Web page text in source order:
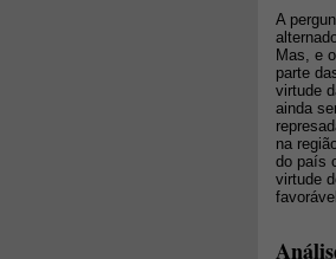
A
Mas, e
parte
virtude
ainda
na
do país
virtude